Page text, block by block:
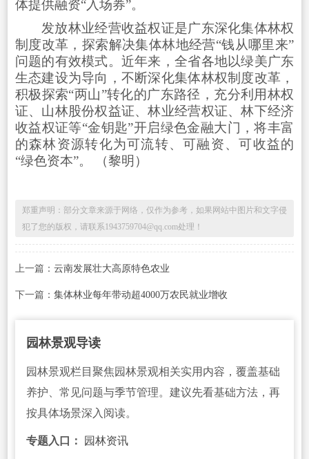
体提供融资“入场券”。
发放林业经营收益权证是广东深化集体林权
制度改革，探索解决集体林地经营“钱从哪里来”
问题的有效模式。近年来，全省各地以绿美广东
生态建设为导向，不断深化集体林权制度改革，
积极探索“两山”转化的广东路径，充分利用林权
证、山林股份权益证、林业经营权证、林下经济
收益权证等“金钥匙”开启绿色金融大门，将丰富
的森林资源转化为可流转、可融资、可收益的
“绿色资本”。 （黎明）
郑重声明：部分文章来源于网络，仅作为参考，如果网站中图片和文字侵
犯了您的版权，请联系1943759704@qq.com处理！
上一篇： 云南发展壮大高原特色农业
下一篇： 集体林业每年带动超4000万农民就业增收
园林景观导读
园林景观栏目聚焦园林景观相关实用内容，覆盖基础
养护、常见问题与季节管理。建议先看基础方法，再
按具体场景深入阅读。
专题入口： 园林资讯